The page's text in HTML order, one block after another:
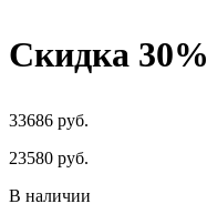
Скидка 30%
33686 руб.
23580 руб.
В наличии